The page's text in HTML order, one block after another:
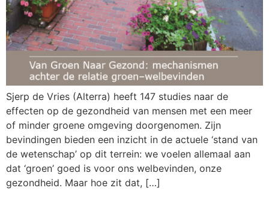
Sjerp de Vries (Alterra) heeft 147 studies naar de
effecten op de gezondheid van mensen met een meer
of minder groene omgeving doorgenomen. Zijn
bevindingen bieden een inzicht in de actuele ‘stand van
de wetenschap’ op dit terrein: we voelen allemaal aan
dat ‘groen’ goed is voor ons welbevinden, onze
gezondheid. Maar hoe zit dat, […]